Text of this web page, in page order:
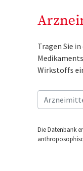
Tragen Sie
Wirkstoffs
Die Datenbank